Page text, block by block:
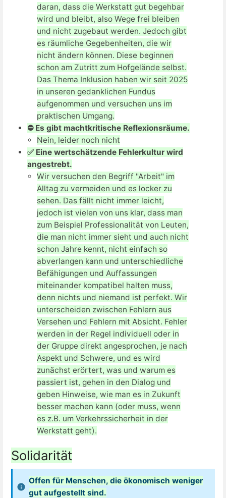
daran, dass die Werkstatt gut begehbar
wird und bleibt, also Wege frei bleiben
und nicht zugebaut werden. Jedoch gibt
es räumliche Gegebenheiten, die wir
nicht ändern können. Diese beginnen
schon am Zutritt zum Hofgelände selbst.
Das Thema Inklusion haben wir seit 2025
in unseren gedanklichen Fundus
aufgenommen und versuchen uns im
praktischen Umgang.
⛔ Es gibt machtkritische Reflexionsräume.
Nein, leider noch nicht
✅ Eine wertschätzende Fehlerkultur wird
angestrebt.
Wir versuchen den Begriff "Arbeit" im
Alltag zu vermeiden und es locker zu
sehen. Das fällt nicht immer leicht,
jedoch ist vielen von uns klar, dass man
zum Beispiel Professionalität von Leuten,
die man nicht immer sieht und auch nicht
schon Jahre kennt, nicht einfach so
abverlangen kann und unterschiedliche
Befähigungen und Auffassungen
miteinander kompatibel halten muss,
denn nichts und niemand ist perfekt. Wir
unterscheiden zwischen Fehlern aus
Versehen und Fehlern mit Absicht. Fehler
werden in der Regel individuell oder in
der Gruppe direkt angesprochen, je nach
Aspekt und Schwere, und es wird
zunächst erörtert, was und warum es
passiert ist, gehen in den Dialog und
geben Hinweise, wie man es in Zukunft
besser machen kann (oder muss, wenn
es z.B. um Verkehrssicherheit in der
Werkstatt geht).
Solidarität
Offen für Menschen, die ökonomisch weniger
gut aufgestellt sind.